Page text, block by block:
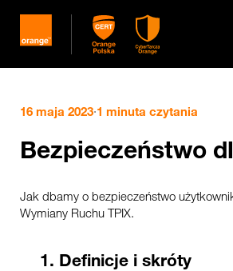
16 maja 2023·1 minuta czytania
Bezpieczeństwo
Jak dbamy o bezpieczeństwo
Wymiany Ruchu TPIX.
1. Definicje i skróty